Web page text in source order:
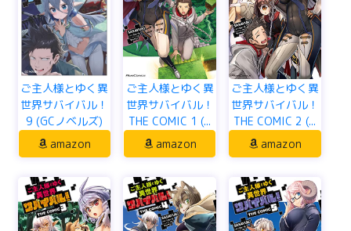
ご主人様とゆく異
世界サバイバル！
9 (GCノベルズ)
amazon
ご主人様とゆく異
世界サバイバル！
THE COMIC 1 (...
amazon
ご主人様とゆく異
世界サバイバル！
THE COMIC 2 (...
amazon